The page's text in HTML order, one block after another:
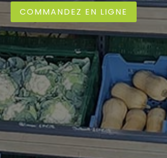
COMMANDEZ EN LIGNE